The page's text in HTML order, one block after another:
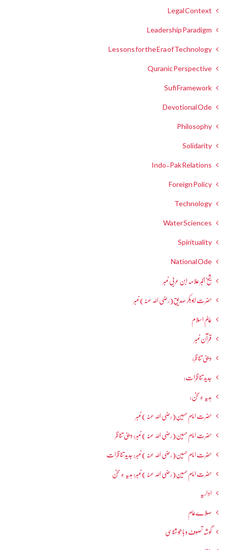
Legal Context
Leadership Paradigm
Lessons for the Era of Technology
Quranic Perspective
Sufi Framework
Devotional Ode
Philosophy
Solidarity
Indo-Pak Relations
Foreign Policy
Technology
Water Sciences
Spirituality
National Ode
شیخ اکبر علامہ ابن عربی نمبر
حضرت ابوبکر صدیق(رضی اللہ عنہ) نمبر
عالمِ اسلام
قرآن نمبر
دینی تناظر:
جدید تناظرات:
ہدیہ ءِسُخن:
حضرت امام حسین(رضی اللہ عنہ ) نمبر
حضرت امام حسین(رضی اللہ عنہ ) نمبر: دینی تناظر
حضرت امام حسین(رضی اللہ عنہ ) نمبر: جدید تناظرات
حضرت امام حسین(رضی اللہ عنہ ) نمبر: ہدیہ ءِ سُخن
اداریہ
صلاےعام
گوشہ تصوف و باھُو شناسی